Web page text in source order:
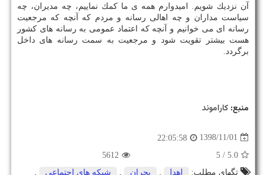
آن نزدیك شویم. امیدوارم همه ی ما كمك نماییم، چه مدیران، چه
سیاست مداران و چه اهالی رسانه و مردم كه آنچه كه مرجعیت
رسانه ای می خوانیم و آنچه كه اعتماد عمومی به رسانه های كشور
هست بیشتر تقویت شود و مرجعیت به سمت رسانه های داخل
برگردد.
منبع: كاراموند
1398/11/01
22:05:58
5.0
/ 5
5612
تگهای مطلب:
اهدا , بحران , شبكه های اجتماعی
,